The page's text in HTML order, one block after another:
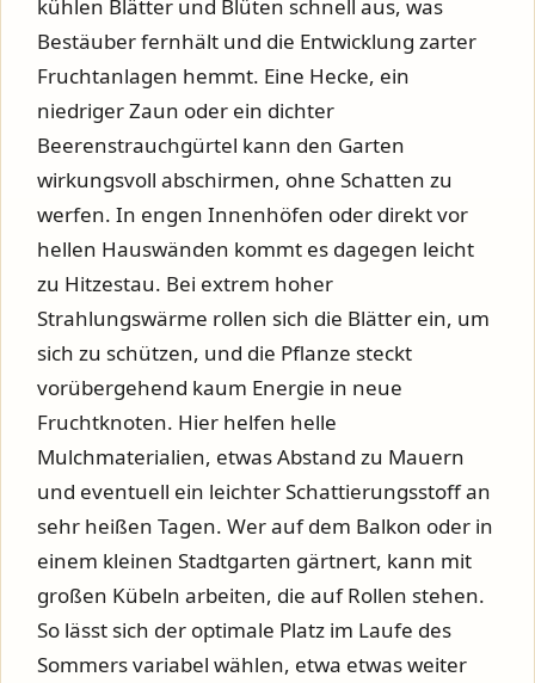
kühlen Blätter und Blüten schnell aus, was
Bestäuber fernhält und die Entwicklung zarter
Fruchtanlagen hemmt. Eine Hecke, ein
niedriger Zaun oder ein dichter
Beerenstrauchgürtel kann den Garten
wirkungsvoll abschirmen, ohne Schatten zu
werfen. In engen Innenhöfen oder direkt vor
hellen Hauswänden kommt es dagegen leicht
zu Hitzestau. Bei extrem hoher
Strahlungswärme rollen sich die Blätter ein, um
sich zu schützen, und die Pflanze steckt
vorübergehend kaum Energie in neue
Fruchtknoten. Hier helfen helle
Mulchmaterialien, etwas Abstand zu Mauern
und eventuell ein leichter Schattierungsstoff an
sehr heißen Tagen. Wer auf dem Balkon oder in
einem kleinen Stadtgarten gärtnert, kann mit
großen Kübeln arbeiten, die auf Rollen stehen.
So lässt sich der optimale Platz im Laufe des
Sommers variabel wählen, etwa etwas weiter